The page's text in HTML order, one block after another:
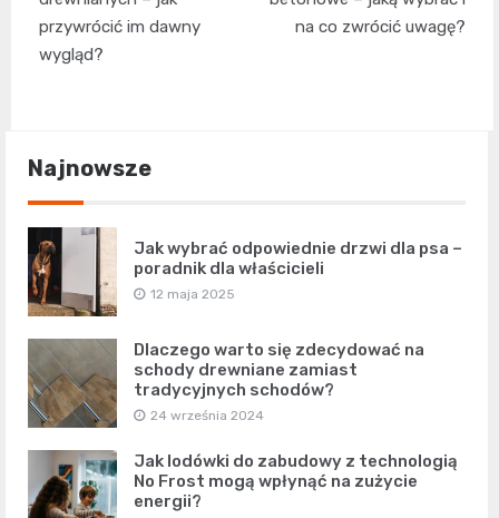
przywrócić im dawny
wygląd?
na co zwrócić uwagę?
Najnowsze
Jak wybrać odpowiednie drzwi dla psa –
poradnik dla właścicieli
12 maja 2025
Dlaczego warto się zdecydować na
schody drewniane zamiast
tradycyjnych schodów?
24 września 2024
Jak lodówki do zabudowy z technologią
No Frost mogą wpłynąć na zużycie
energii?